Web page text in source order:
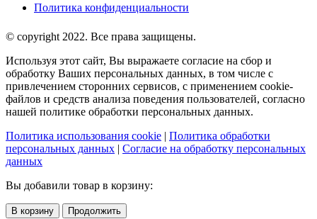
Политика конфиденциальности
© copyright 2022. Все права защищены.
Используя этот сайт, Вы выражаете согласие на сбор и
обработку Ваших персональных данных, в том числе с
привлечением сторонних сервисов, с применением cookie-
файлов и средств анализа поведения пользователей, согласно
нашей политике обработки персональных данных.
Политика использования cookie | Политика обработки
персональных данных | Согласие на обработку персональных
данных
Вы добавили товар в корзину:
В корзину Продолжить